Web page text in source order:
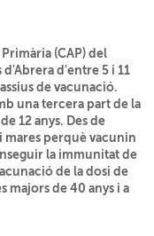
(CAP) del
d'entre 5 i 11
de vacunació.
una tercera part de la
12 anys. Des de
mares perquè vacunin
la immunitat de
de la dosi de
majors de 40 anys i a